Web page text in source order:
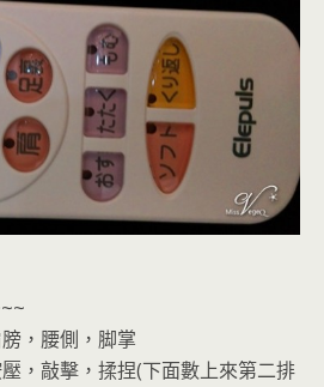
，腰側，脚掌
，敲擊，揉捏(下面數上來第二排